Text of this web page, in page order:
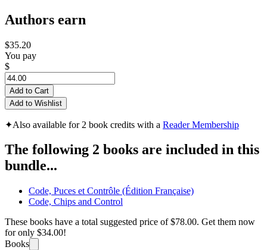
Authors earn
$35.20
You pay
$
Add to Cart
Add to Wishlist
✦Also available for 2 book credits with a Reader Membership
The following 2 books are included in this
bundle...
Code, Puces et Contrôle (Édition Française)
Code, Chips and Control
These books have a total suggested price of$78.00. Get them now
for only $34.00!
Books